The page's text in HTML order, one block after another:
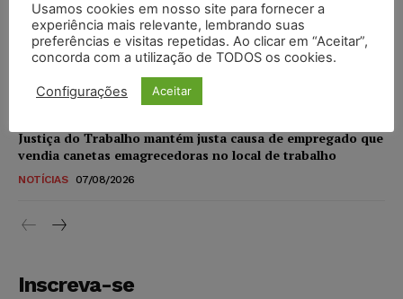
STF amplia isenção de IBS e CBS na compra de veículos
novos para pessoas com deficiência e autistas de todos os
DIREITO TRIBUTÁRIO 07/08/2026
Justiça do Trabalho mantém justa causa de empregado que
vendia canetas emagrecedoras no local de trabalho
NOTÍCIAS 07/08/2026
Inscreva-se
Usamos cookies em nosso site para fornecer a
experiência mais relevante, lembrando suas
preferências e visitas repetidas. Ao clicar em “Aceitar”,
concorda com a utilização de TODOS os cookies.
Configurações Aceitar